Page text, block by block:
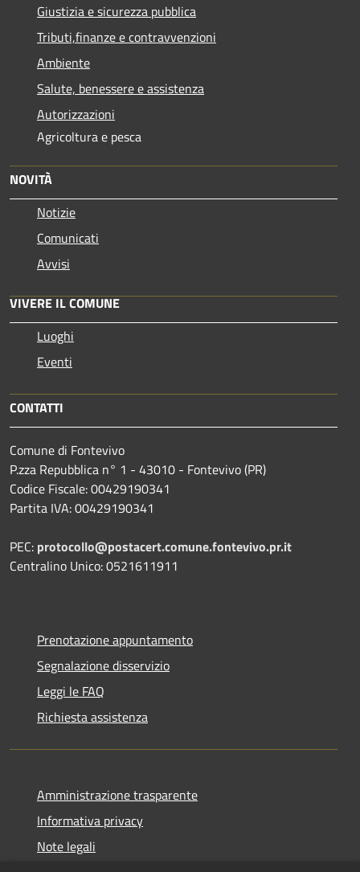
Giustizia e sicurezza pubblica
Tributi,finanze e contravvenzioni
Ambiente
Salute, benessere e assistenza
Autorizzazioni
Agricoltura e pesca
NOVITÀ
Notizie
Comunicati
Avvisi
VIVERE IL COMUNE
Luoghi
Eventi
CONTATTI
Comune di Fontevivo
P.zza Repubblica n° 1 - 43010 - Fontevivo (PR)
Codice Fiscale: 00429190341
Partita IVA: 00429190341
PEC: protocollo@postacert.comune.fontevivo.pr.it
Centralino Unico: 0521611911
Prenotazione appuntamento
Segnalazione disservizio
Leggi le FAQ
Richiesta assistenza
Amministrazione trasparente
Informativa privacy
Note legali